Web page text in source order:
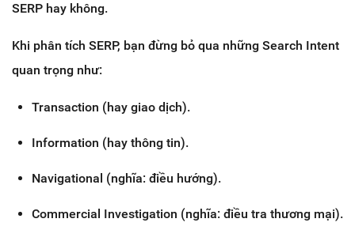
SERP hay không.
Khi phân tích SERP, bạn đừng bỏ qua những Search Intent
quan trọng như:
Transaction (hay giao dịch).
Information (hay thông tin).
Navigational (nghĩa: điều hướng).
Commercial Investigation (nghĩa: điều tra thương mại).